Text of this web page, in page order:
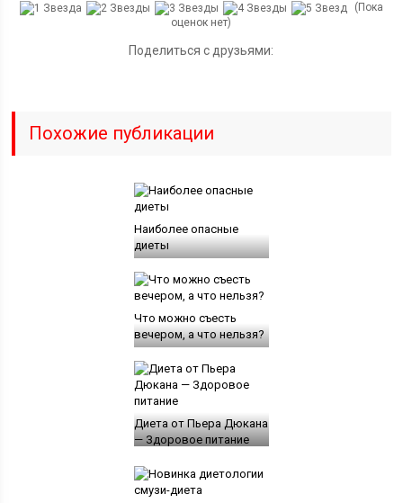
(Пока
оценок нет)
Поделиться с друзьями:
Похожие публикации
Наиболее опасные
диеты
Что можно съесть
вечером, а что нельзя?
Диета от Пьера Дюкана
— Здоровое питание